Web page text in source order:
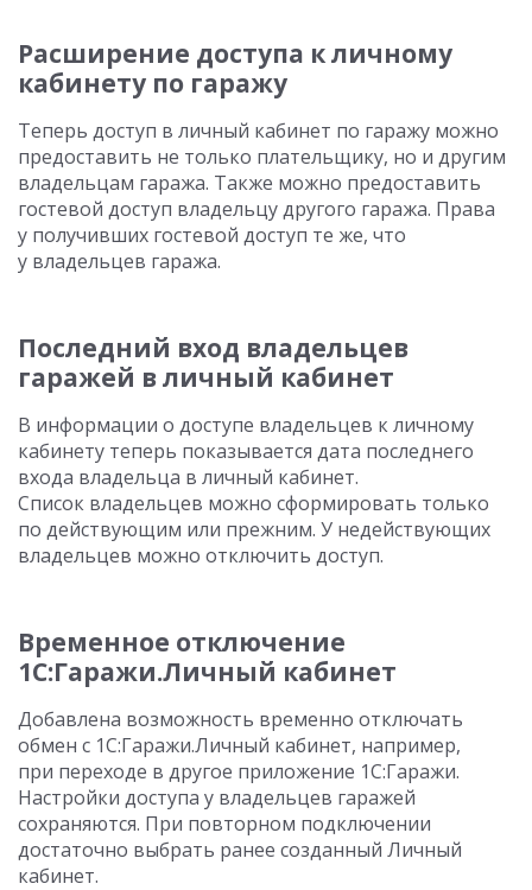
Расширение доступа к личному
кабинету по гаражу
Теперь доступ в личный кабинет по гаражу можно
предоставить не только плательщику, но и другим
владельцам гаража. Также можно предоставить
гостевой доступ владельцу другого гаража. Права
у получивших гостевой доступ те же, что
у владельцев гаража.
Последний вход владельцев
гаражей в личный кабинет
В информации о доступе владельцев к личному
кабинету теперь показывается дата последнего
входа владельца в личный кабинет.
Список владельцев можно сформировать только
по действующим или прежним. У недействующих
владельцев можно отключить доступ.
Временное отключение
1С:Гаражи.Личный кабинет
Добавлена возможность временно отключать
обмен с 1С:Гаражи.Личный кабинет, например,
при переходе в другое приложение 1С:Гаражи.
Настройки доступа у владельцев гаражей
сохраняются. При повторном подключении
достаточно выбрать ранее созданный Личный
кабинет.